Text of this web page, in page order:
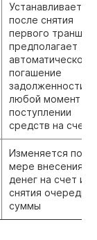
Устанавливается
после снятия
первого транша,
предполагает
автоматическое
погашение
задолженности в
любой момент
поступлении
средств на счет
Изменяется по
мере внесения
денег на счет или
снятия
суммы